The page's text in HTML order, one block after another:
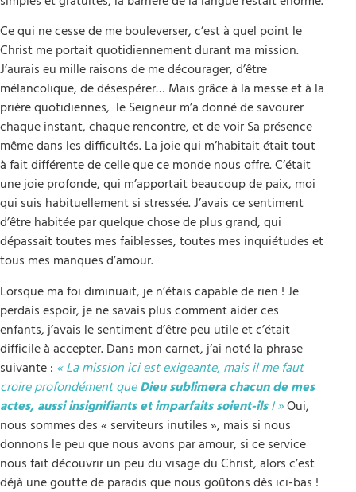
Ce qui ne cesse de me bouleverser, c’est à quel point le
Christ me portait quotidiennement durant ma mission.
J’aurais eu mille raisons de me décourager, d’être
mélancolique, de désespérer… Mais grâce à la messe et à la
prière quotidiennes, le Seigneur m’a donné de savourer
chaque instant, chaque rencontre, et de voir Sa présence
même dans les difficultés. La joie qui m’habitait était tout
à fait différente de celle que ce monde nous offre. C’était
une joie profonde, qui m’apportait beaucoup de paix, moi
qui suis habituellement si stressée. J’avais ce sentiment
d’être habitée par quelque chose de plus grand, qui
dépassait toutes mes faiblesses, toutes mes inquiétudes et
tous mes manques d’amour.
Lorsque ma foi diminuait, je n’étais capable de rien ! Je
perdais espoir, je ne savais plus comment aider ces
enfants, j’avais le sentiment d’être peu utile et c’était
difficile à accepter. Dans mon carnet, j’ai noté la phrase
suivante : « La mission ici est exigeante, mais il me faut
croire profondément queDieu sublimera chacun de mes
actes, aussi insignifiants et imparfaits soient-ils! »Oui,
nous sommes des « serviteurs inutiles », mais si nous
donnons le peu que nous avons par amour, si ce service
nous fait découvrir un peu du visage du Christ, alors c’est
déjà une goutte de paradis que nous goûtons dès ici-bas !